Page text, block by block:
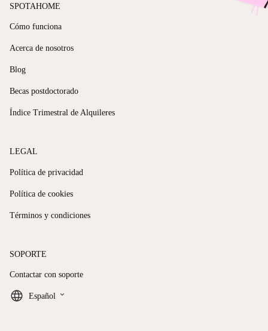
SPOTAHOME
Cómo funciona
Acerca de nosotros
Blog
Becas postdoctorado
Índice Trimestral de Alquileres
LEGAL
Política de privacidad
Política de cookies
Términos y condiciones
SOPORTE
Contactar con soporte
Español keyboard_arrow_down